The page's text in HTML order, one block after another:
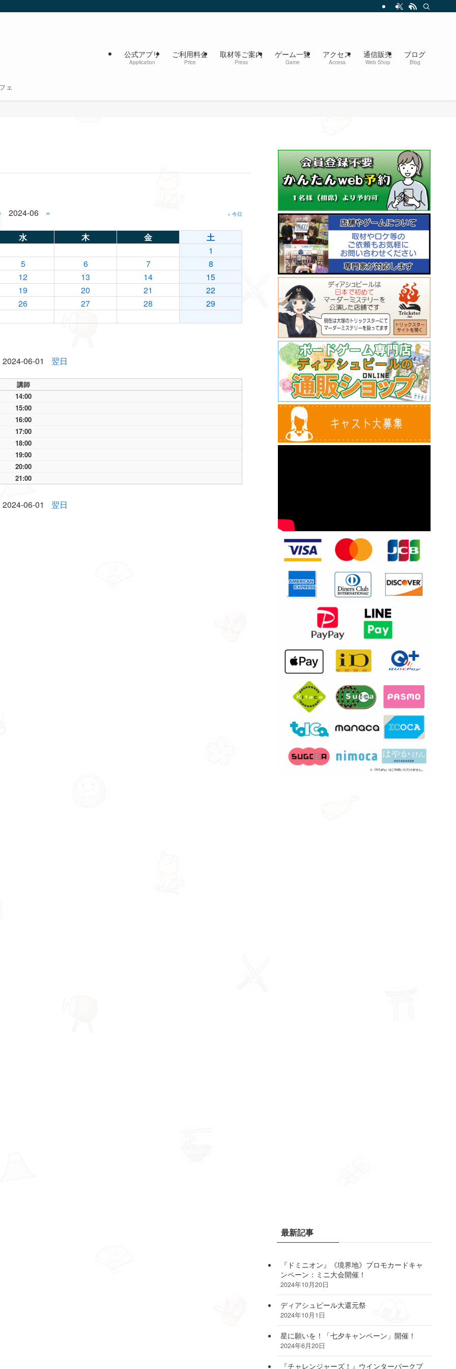
ェ
公式アプリ
Application
ご利用料金
Price
取材等ご案内
Press
ゲーム一覧
Game
アクセス
Access
通信販売
Web Shop
ブログ
Blog
2024-06 » » 今日
水 木 金
土
1
5
6 7
8
12
13 14
15
19
20 21
22
26
27 28 29
2024-06-01 翌日
講師
14:00
15:00
16:00
17:00
18:00
19:00
20:00
21:00
2024-06-01 翌日
最新記事
『ドミニオン』《境界地》プロモカードキャ
ンペーン：ミニ大会開催！
2024年10月20日
ディアシュピール大還元祭
2024年10月1日
星に願いを！「七夕キャンペーン」開催！
2024年6月20日
『チャレンジャーズ！』ウインターパークプ